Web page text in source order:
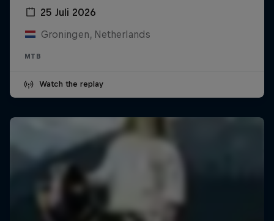
25 Juli 2026
Groningen, Netherlands
MTB
Watch the replay